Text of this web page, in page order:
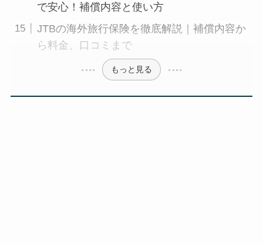
で安心！補償内容と使い方
JTBの海外旅行保険を徹底解説｜補償内容か
ら料金、口コミまで
もっと見る